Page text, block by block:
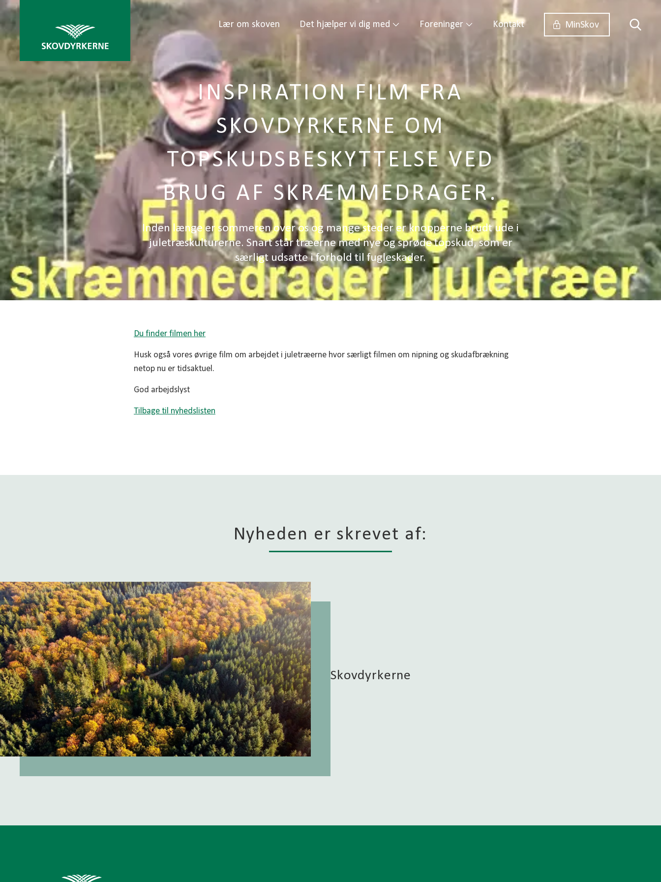
Lær om skoven Det hjælper vi dig med Foreninger Kontakt MinSkov
INSPIRATION FILM FRA
SKOVDYRKERNE OM
TOPSKUDSBESKYTTELSE VED
BRUG AF SKRÆMMEDRAGER.
Inden længe er sommeren over os og mange steder er knopperne brudt ude i
juletræskulturerne. Snart står træerne med nye og sprøde topskud, som er
særligt udsatte i forhold til fugleskader.
Du finder filmen her
Husk også vores øvrige film om arbejdet i juletræerne hvor særligt filmen om nipning og skudafbrækning
netop nu er tidsaktuel.
God arbejdslyst
Tilbage til nyhedslisten
Nyheden er skrevet af:
Skovdyrkerne